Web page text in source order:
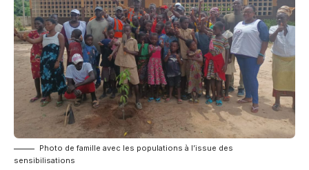
Photo de famille avec les populations à l’issue des
sensibilisations